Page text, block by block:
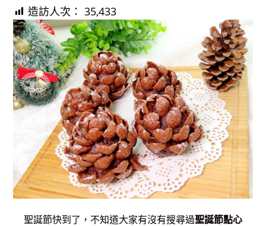
造訪人次： 35,433
聖誕節快到了，不知道大家有沒有搜尋過聖誕節點心